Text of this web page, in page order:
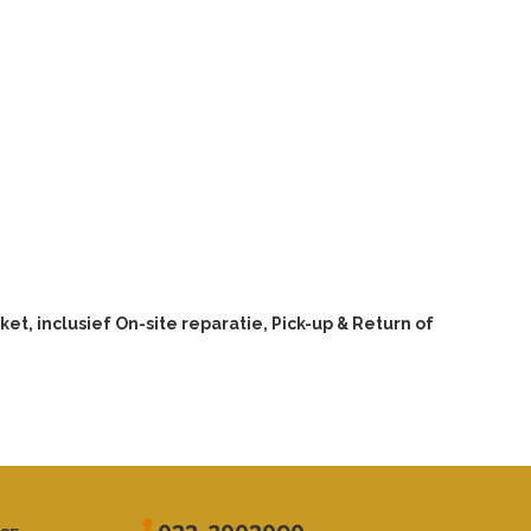
inclusief On-site reparatie, Pick-up & Return of